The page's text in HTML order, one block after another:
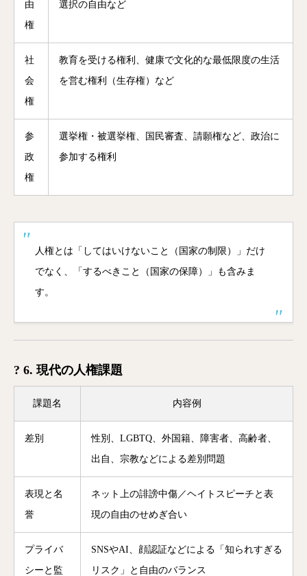
由
権
選択の自由など
社
会
権
教育を受ける権利、健康で文化的な最低限度の生活
を営む権利（生存権）など
参
政
権
選挙権・被選挙権、国民審査、請願権など、政治に
参加する権利
人権とは「してはいけないこと（国家の制限）」だけ
でなく、「するべきこと（国家の保障）」も含みま
す。
? 6. 現代の人権課題
課題名 内容例
差別
性別、LGBTQ、外国籍、障害者、高齢者、
出自、宗教などによる差別問題
表現と名
誉
ネット上の誹謗中傷／ヘイトスピーチと表
現の自由のせめぎ合い
プライバ
シーと監
SNSやAI、顔認証などによる「知られすぎる
リスク」と自由のバランス